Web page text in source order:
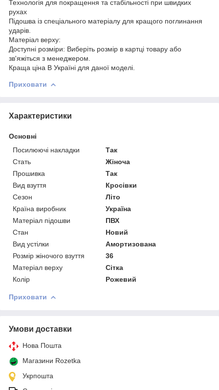
Технологія для покращення та стабільності при швидких
рухах
Підошва із спеціального матеріалу для кращого поглинання
ударів.
Матеріал верху:
Доступні розміри: Виберіть розмір в картці товару або
зв'яжіться з менеджером.
Краща ціна В Україні для даної моделі.
Приховати
Характеристики
Основні
Посилюючі накладки
Так
Стать
Жіноча
Прошивка
Так
Вид взуття
Кросівки
Сезон
Літо
Країна виробник
Україна
Матеріал підошви
ПВХ
Стан
Новий
Вид устілки
Амортизована
Розмір жіночого взуття
36
Матеріал верху
Сітка
Колір
Рожевий
Приховати
Умови доставки
Нова Пошта
Магазини Rozetka
Укрпошта